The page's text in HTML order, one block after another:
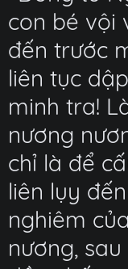
con bé vội
đến trước
liên tục
minh tra!
nương
chỉ là để
liên lụy
nghiêm
nương,